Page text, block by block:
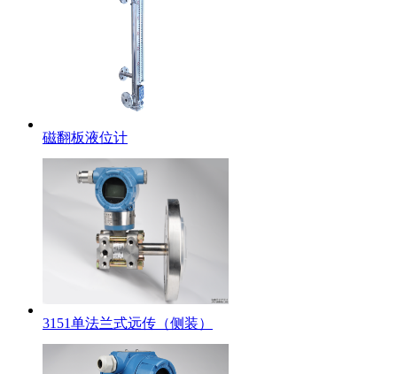
磁翻板液位计
3151单法兰式远传（侧装）